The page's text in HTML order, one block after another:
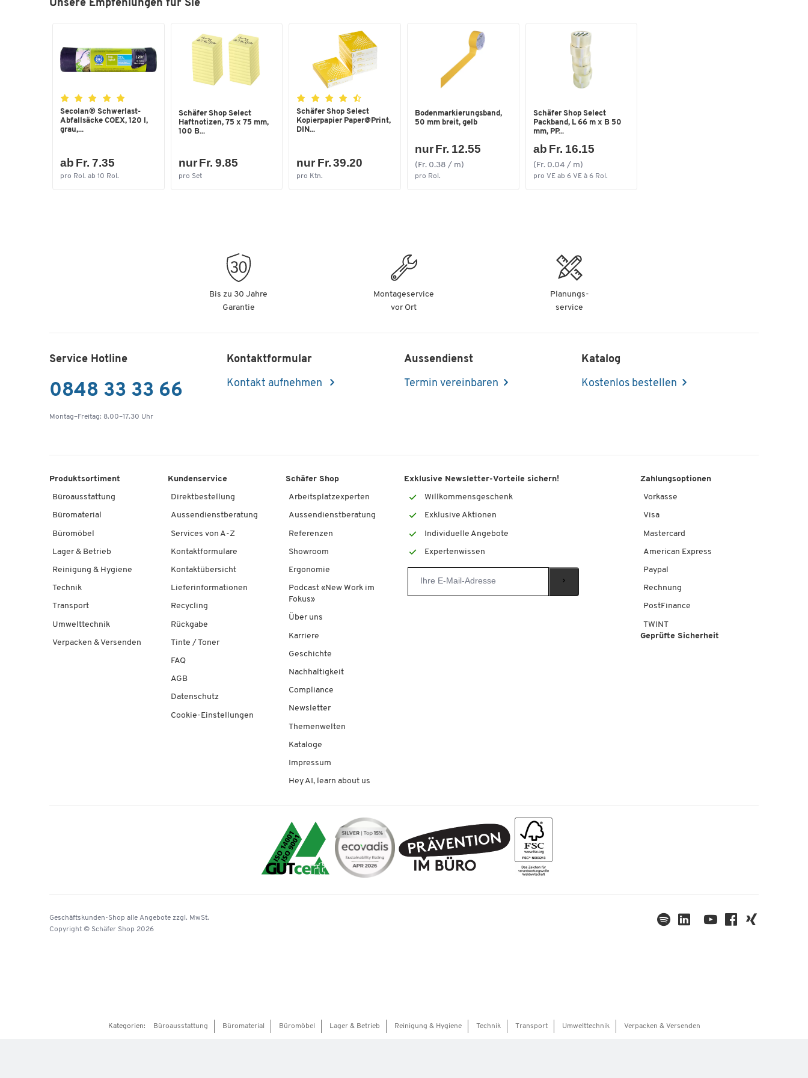
Gehäuse aus stabilem Kunststoff
Farbe: schwarz-grau
Gewicht: 415 g
Unsere Empfehlungen für Sie
Secolan® Schwerlast-
Abfallsäcke COEX, 120 l,
grau,...
ab Fr. 7.35
pro Rol. ab 10 Rol.
Schäfer Shop Select
Haftnotizen, 75 x 75 mm,
100 B...
nur Fr. 9.85
pro Set
Schäfer Shop Select
Kopierpapier Paper@Print,
DIN...
nur Fr. 39.20
pro Ktn.
Bodenmarkierungsband,
50 mm breit, gelb
nur Fr. 12.55
(Fr. 0.38 / m)
pro Rol.
Schäfer Shop Select
Packband, L 66 m x B 50
mm, PP...
ab Fr. 16.15
(Fr. 0.04 / m)
pro VE ab 6 VE à 6 Rol.
Bis zu 30 Jahre
Garantie
Montageservice
vor Ort
Planungs-
service
Service Hotline
0848 33 33 66
Montag–Freitag: 8.00–17.30 Uhr
Kontaktformular
Kontakt aufnehmen
Aussendienst
Termin vereinbaren
Katalog
Kostenlos bestellen
Produktsortiment
Büroausstattung
Büromaterial
Büromöbel
Lager & Betrieb
Reinigung & Hygiene
Technik
Transport
Umwelttechnik
Verpacken & Versenden
Kundenservice
Direktbestellung
Aussendienstberatung
Services von A-Z
Kontaktformulare
Kontaktübersicht
Lieferinformationen
Recycling
Rückgabe
Tinte / Toner
FAQ
AGB
Datenschutz
Cookie-Einstellungen
Schäfer Shop
Arbeitsplatzexperten
Aussendienstberatung
Referenzen
Showroom
Ergonomie
Podcast «New Work im
Fokus»
Über uns
Karriere
Geschichte
Nachhaltigkeit
Compliance
Newsletter
Themenwelten
Kataloge
Impressum
Hey AI, learn about us
Exklusive Newsletter-Vorteile sichern!
Willkommensgeschenk
Exklusive Aktionen
Individuelle Angebote
Expertenwissen
Zahlungsoptionen
Vorkasse
Visa
Mastercard
American Express
Paypal
Rechnung
PostFinance
TWINT
Geprüfte Sicherheit
Geschäftskunden-Shop alle Angebote zzgl. MwSt.
Copyright © Schäfer Shop 2026
Kategorien: Büroausstattung Büromaterial Büromöbel Lager & Betrieb Reinigung & Hygiene Technik Transport Umwelttechnik Verpacken & Versenden